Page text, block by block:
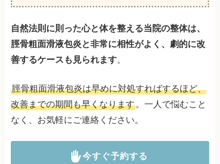
自然法則に則った心と体を整える当院の整体は、
脛骨粗面滑液包炎と非常に相性がよく、劇的に改
善するケースも見られます。
脛骨粗面滑液包炎は早めに対処すればするほど、
改善までの期間も早くなります。一人で悩むこと
なく、お気軽にご連絡ください。
今すぐ予約する